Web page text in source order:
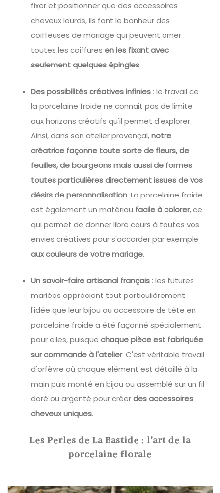
fixer et positionner que des accessoires
cheveux lourds, ils font le bonheur des
coiffeuses de mariage qui peuvent orner
toutes les coiffures en les fixant avec
seulement quelques épingles.
Des possibilités créatives infinies : le travail de
la porcelaine froide ne connait pas de limite
aux horizons créatifs qu'il permet d'explorer.
Ainsi, dans son atelier provençal,notre
créatrice façonne toute sorte de fleurs, de
feuilles, de bourgeons mais aussi de formes
toutes particulières directement issues de vos
désirs de personnalisation. La porcelaine froide
est également un matériau facile à colorer, ce
qui permet de donner libre cours à toutes vos
envies créatives pour s'accorder par exemple
aux couleurs de votre mariage.
Un savoir-faire artisanal français : les futures
mariées apprécient tout particulièrement
l'idée que leur bijou ou accessoire de tête en
porcelaine froide a été façonné spécialement
pour elles, puisque chaque pièce est fabriquée
sur commande à l'atelier. C'est véritable travail
d'orfèvre où chaque élément est détaillé à la
main puis monté en bijou ou assemblé sur un fil
doré ou argenté pour créerdes accessoires
cheveux uniques.
Les Perles de La Bastide : l’art de la
porcelaine florale